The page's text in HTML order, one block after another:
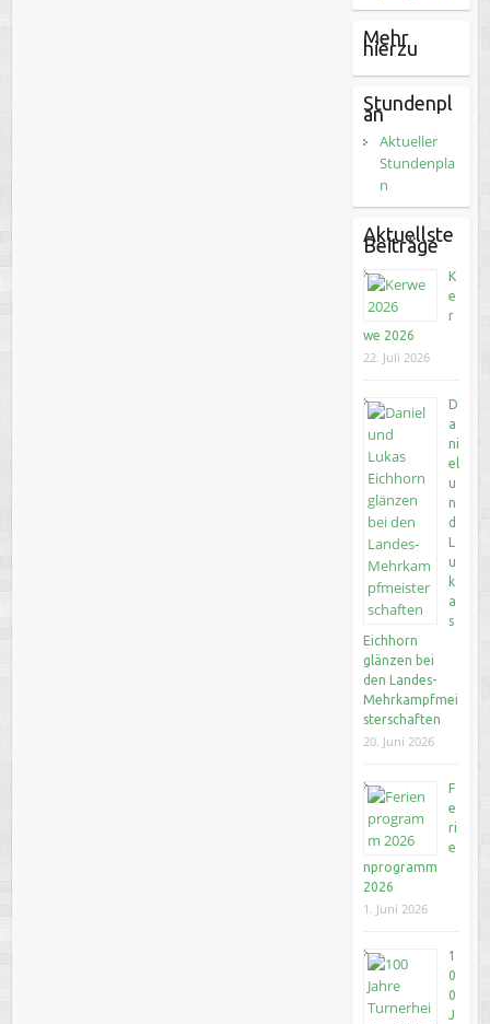
Mehr
hierzu
Stundenpl
an
Aktueller
Stundenpla
n
Aktuellste
Beiträge
K
e
r
we 2026
22. Juli 2026
D
a
ni
el
u
n
d
u
k
a
s
Eichhorn
glänzen bei
den Landes-
Mehrkampfmei
sterschaften
20. Juni 2026
F
e
ri
e
nprogramm
2026
1. Juni 2026
1
0
0
J